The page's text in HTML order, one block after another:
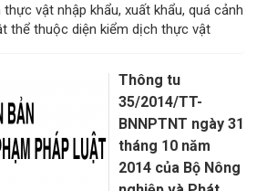
vật nhập khẩu, xuất khẩu, quá cảnh
thể thuộc diện kiểm dịch thực vật
Thông tu
35/2014/TT-
BNNPTNT ngày 31
tháng 10 năm
2014 của Bộ Nông